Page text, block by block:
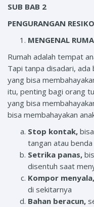
SUB BAB 2
PENGURANGAN
MENGENAL
Rumah adalah tempat
Tapi tanpa disadari, ada
yang bisa
itu, penting bagi orang
yang bisa
bisa membahayakan
Stop kontak,
tangan atau benda
Setrika panas,
disentuh saat
Kompor menyala,
di sekitarnya
Bahan beracun,